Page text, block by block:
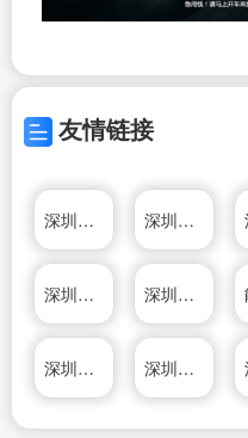
友情链接
深圳汽车贷款 深圳车辆贷款
深圳车抵押 深圳不押车贷款
深圳市创新投资集团有限公司 深圳通有限公司